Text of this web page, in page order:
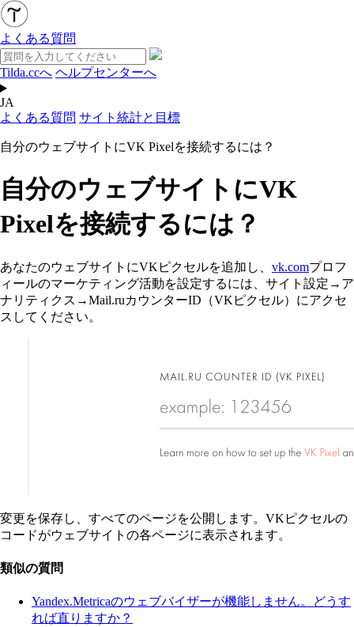
よくある質問
Tilda.ccへ ヘルプセンターへ
JA
よくある質問 サイト統計と目標
自分のウェブサイトにVK Pixelを接続するには？
自分のウェブサイトにVK
Pixelを接続するには？
あなたのウェブサイトにVKピクセルを追加し、 vk.comプロフ
ィールのマーケティング活動を設定するには、サイト設定→ア
ナリティクス→Mail.ruカウンターID（VKピクセル）にアクセ
スしてください。
変更を保存し、すべてのページを公開します。VKピクセルの
コードがウェブサイトの各ページに表示されます。
類似の質問
Yandex.Metricaのウェブバイザーが機能しません。どうす
れば直りますか？